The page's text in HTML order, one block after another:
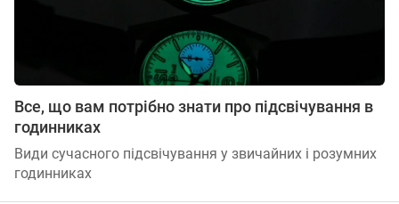
Все, що вам потрібно знати про підсвічування в
годинниках
Види сучасного підсвічування у звичайних і розумних
годинниках